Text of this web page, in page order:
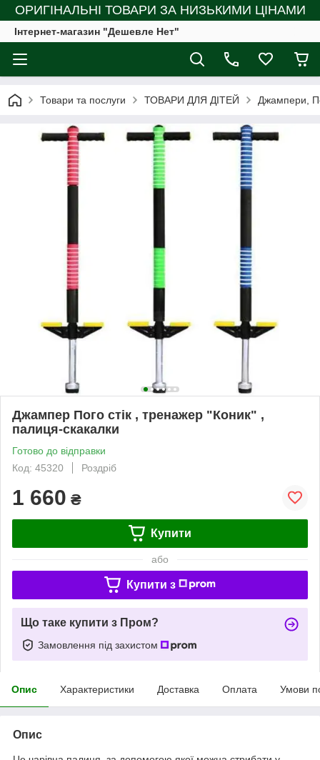
ОРИГІНАЛЬНІ ТОВАРИ ЗА НИЗЬКИМИ ЦІНАМИ
Інтернет-магазин "Дешевле Нет"
Товари та послуги ТОВАРИ ДЛЯ ДІТЕЙ Джампери,
Джампер Пого стік , тренажер "Коник" ,
палиця-скакалки
Готово до відправки
Код: 45320
Роздріб
1 660 ₴
Купити
або
Купити з
Що таке купити з Пром?
Замовлення під захистом
Опис Характеристики Доставка Оплата Умови
Опис